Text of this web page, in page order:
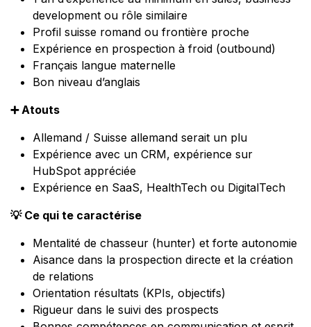
development ou rôle similaire
Profil suisse romand ou frontière proche
Expérience en prospection à froid (outbound)
Français langue maternelle
Bon niveau d’anglais
➕ Atouts
Allemand / Suisse allemand serait un plu
Expérience avec un CRM, expérience sur
HubSpot appréciée
Expérience en SaaS, HealthTech ou DigitalTech
💡 Ce qui te caractérise
Mentalité de chasseur (hunter) et forte autonomie
Aisance dans la prospection directe et la création
de relations
Orientation résultats (KPIs, objectifs)
Rigueur dans le suivi des prospects